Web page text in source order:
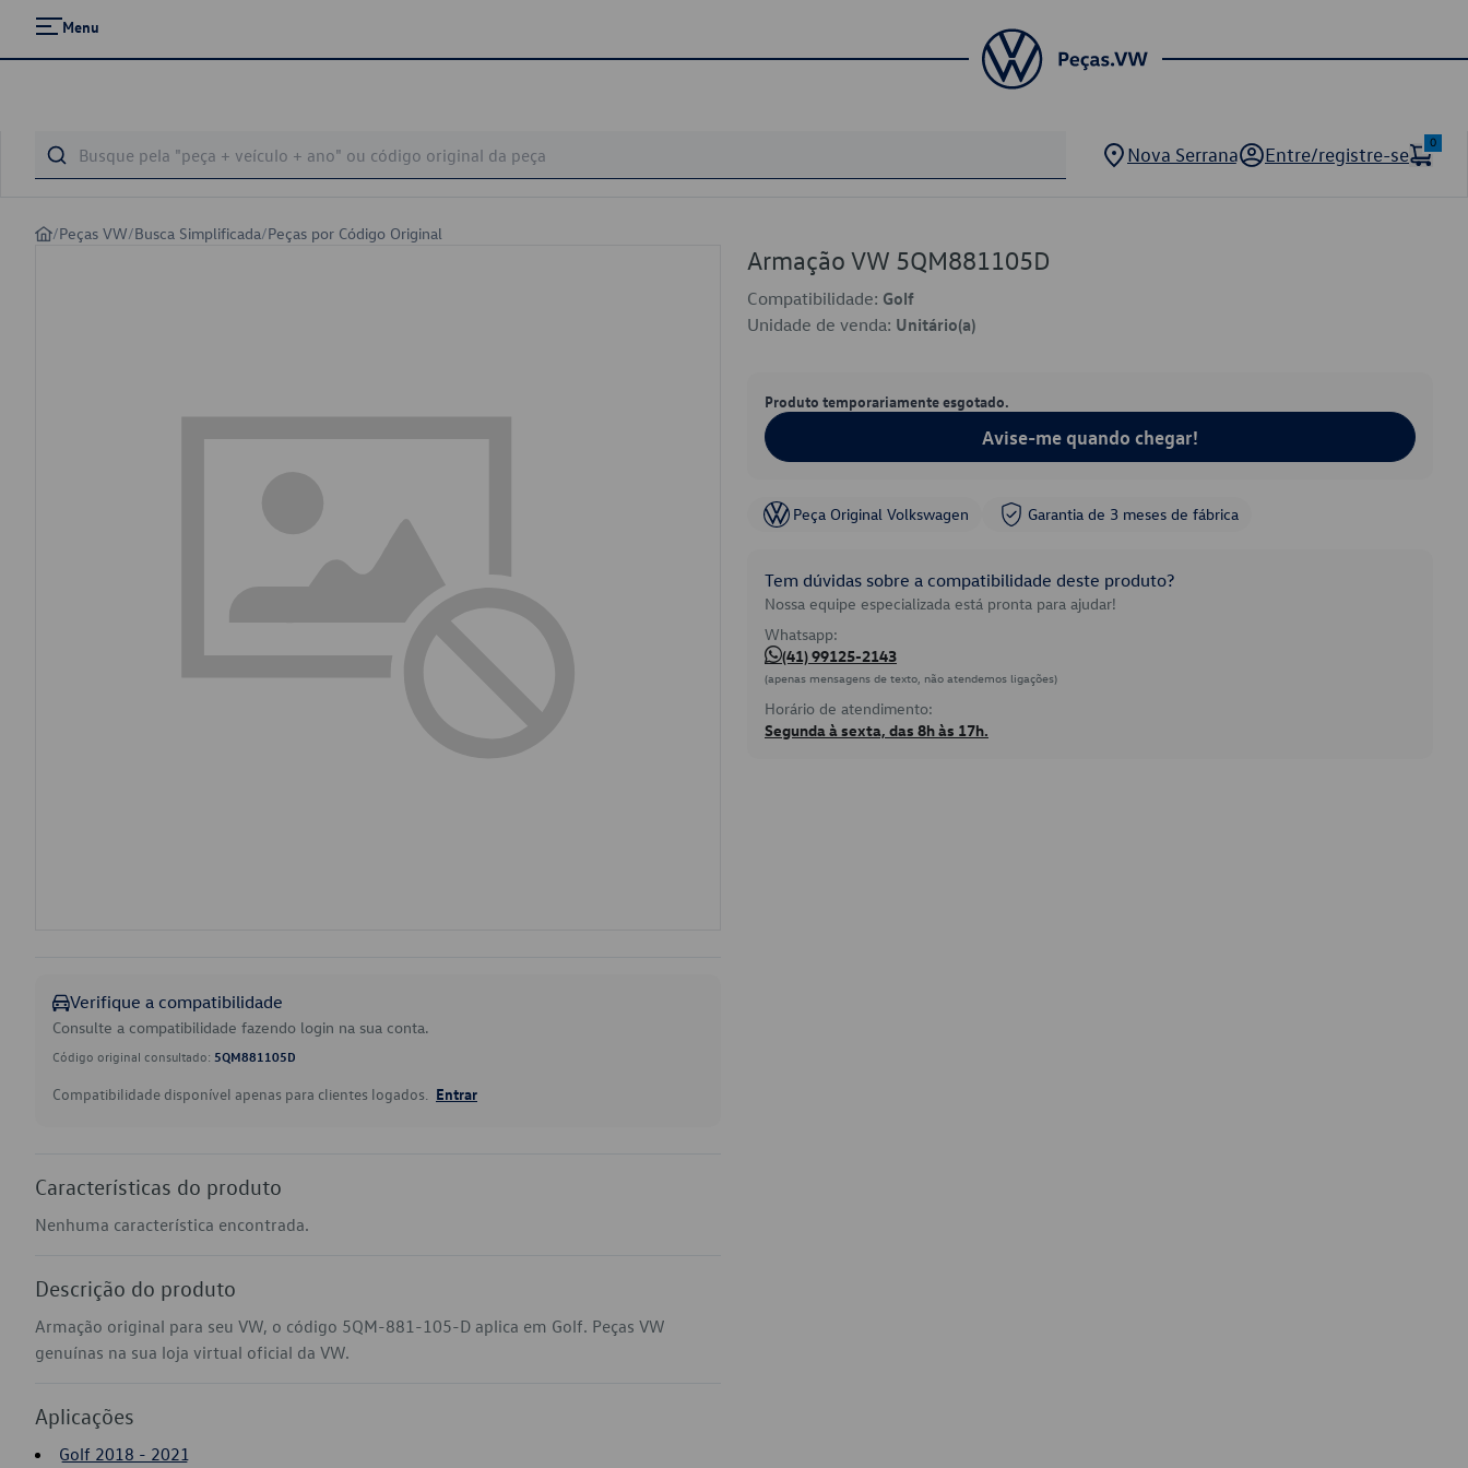
Menu
Nova Serrana Entre/registre-se
0
/Peças VW/Busca Simplificada/Peças por Código Original
Verifique a compatibilidade
Consulte a compatibilidade fazendo login na sua conta.
Código original consultado: 5QM881105D
Compatibilidade disponível apenas para clientes logados. Entrar
Características do produto
Nenhuma característica encontrada.
Descrição do produto
Armação original para seu VW, o código 5QM-881-105-D aplica em Golf. Peças VW
genuínas na sua loja virtual oficial da VW.
Aplicações
Golf 2018 - 2021
Armação VW 5QM881105D
Compatibilidade: Golf
Unidade de venda: Unitário(a)
Produto temporariamente esgotado.
Avise-me quando chegar!
Peça Original Volkswagen Garantia de 3 meses de fábrica
Tem dúvidas sobre a compatibilidade deste produto?
Nossa equipe especializada está pronta para ajudar!
Whatsapp:
(41) 99125-2143
(apenas mensagens de texto, não atendemos ligações)
Horário de atendimento:
Segunda à sexta, das 8h às 17h.